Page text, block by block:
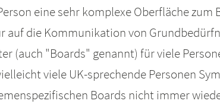
eine sehr komplexe Oberfläche
auf die Kommunikation von
(auch "Boards" genannt) für viele
viele UK-sprechende Personen
Boards nicht immer